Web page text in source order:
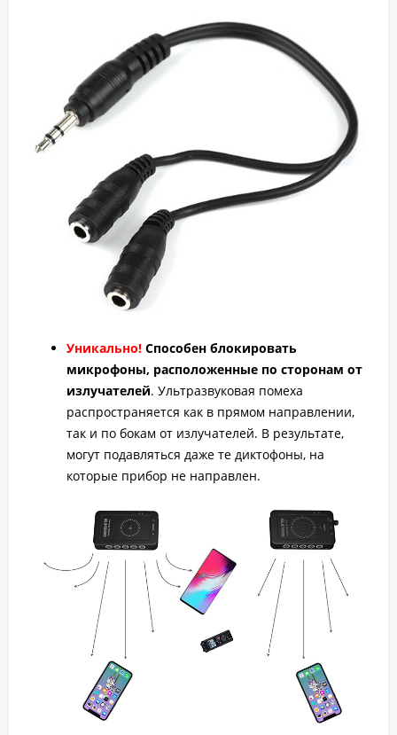
Уникально! Способен блокировать
микрофоны, расположенные по сторонам от
излучателей. Ультразвуковая помеха
распространяется как в прямом направлении,
так и по бокам от излучателей. В результате,
могут подавляться даже те диктофоны, на
которые прибор не направлен.